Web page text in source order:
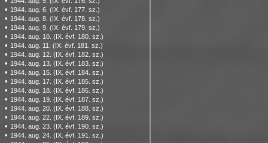
• 1944. aug. 6. (IX. évf. 177. sz.)
• 1944. aug. 8. (IX. évf. 178. sz.)
• 1944. aug. 9. (IX. évf. 179. sz.)
• 1944. aug. 10. (IX. évf. 180. sz.)
• 1944. aug. 11. (IX. évf. 181. sz.)
• 1944. aug. 12. (IX. évf. 182. sz.)
• 1944. aug. 13. (IX. évf. 183. sz.)
• 1944. aug. 15. (IX. évf. 184. sz.)
• 1944. aug. 17. (IX. évf. 185. sz.)
• 1944. aug. 18. (IX. évf. 186. sz.)
• 1944. aug. 19. (IX. évf. 187. sz.)
• 1944. aug. 20. (IX. évf. 188. sz.)
• 1944. aug. 22. (IX. évf. 189. sz.)
• 1944. aug. 23. (IX. évf. 190. sz.)
• 1944. aug. 24. (IX. évf. 191. sz.)